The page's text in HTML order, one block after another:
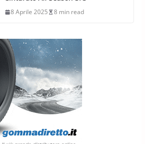
8 Aprile 2025 8 min read